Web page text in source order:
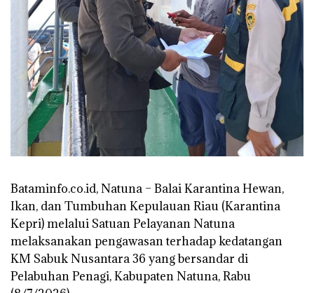
Bataminfo.co.id, Natuna – Balai Karantina Hewan,
Ikan, dan Tumbuhan Kepulauan Riau (Karantina
Kepri) melalui Satuan Pelayanan Natuna
melaksanakan pengawasan terhadap kedatangan
KM Sabuk Nusantara 36 yang bersandar di
Pelabuhan Penagi, Kabupaten Natuna, Rabu